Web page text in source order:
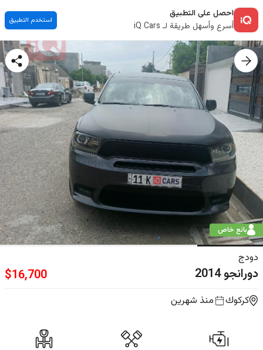
احصل على التطبيق
أسرع وأسهل طريقة لـ iQ Cars
استخدم التطبيق
بائع خاص
دودج
دورانجو2014
$16,700
كركوك منذ شهرين